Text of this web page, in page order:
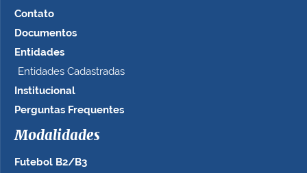
Contato
Documentos
Entidades
Entidades Cadastradas
Institucional
Perguntas Frequentes
Modalidades
Futebol B2/B3